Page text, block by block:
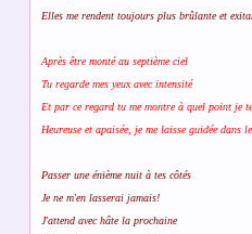
Elles me rendent toujours plus brûlante et
Après être monté au septième ciel
Tu regarde mes yeux avec intensité
Et par ce regard tu me montre à quel point je
Heureuse et apaisée, je me laisse guidée dans
Passer une énième nuit à tes côtés
Je ne m'en lasserai jamais!
J'attend avec hâte la prochaine